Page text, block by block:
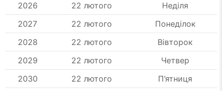
2026
22 лютого
Неділя
2027
22 лютого
Понеділок
2028
22 лютого
Вівторок
2029
22 лютого
Четвер
2030
22 лютого П’ятниця